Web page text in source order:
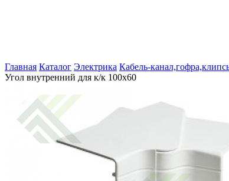
Главная Каталог Электрика Кабель-
Угол внутренний для к/к 100х60